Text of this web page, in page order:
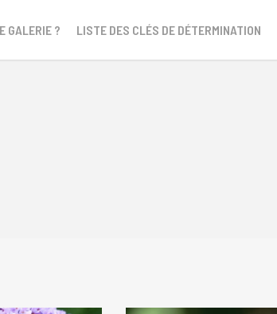
GALERIE ? LISTE DES CLÉS DE DÉTERMINATION